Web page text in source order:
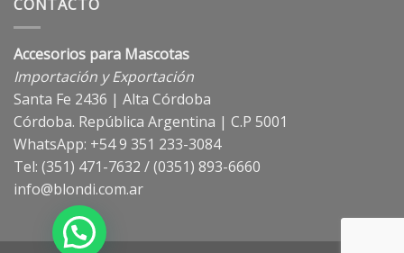
$ 8.580
CONTACTO
Accesorios para Mascotas
Importación y Exportación
Santa Fe 2436 | Alta Córdoba
Córdoba. República Argentina | C.P 5001
WhatsApp: +54 9 351 233-3084
Tel: (351) 471-7632 / (0351) 893-6660
info@blondi.com.ar